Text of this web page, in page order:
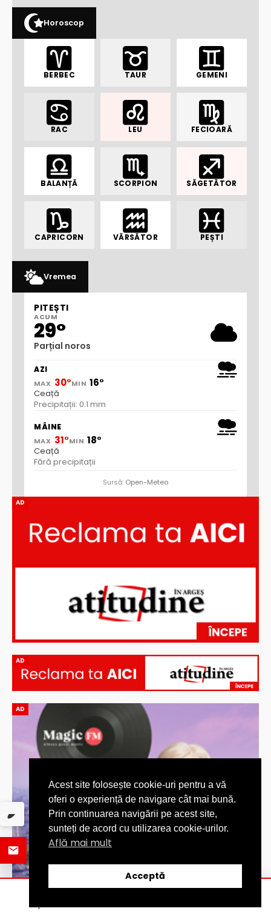
AD
AD
AD
Horoscop
BERBEC TAUR GEMENI
RAC LEU FECIOARĂ
BALANȚĂ SCORPION SĂGETĂTOR
CAPRICORN VĂRSĂTOR PEȘTI
Vremea
PITEȘTI
ACUM
29°
Parțial noros
AZI
MAX 30°MIN 16°
Ceață
Precipitații: 0.1 mm
MÂINE
MAX 31°MIN 18°
Ceață
Fără precipitații
Sursă: Open-Meteo
Acest site folosește cookie-uri pentru a vă
oferi o experiență de navigare cât mai bună.
Prin continuarea navigării pe acest site,
sunteți de acord cu utilizarea cookie-urilor.
Află mai mult
Acceptă